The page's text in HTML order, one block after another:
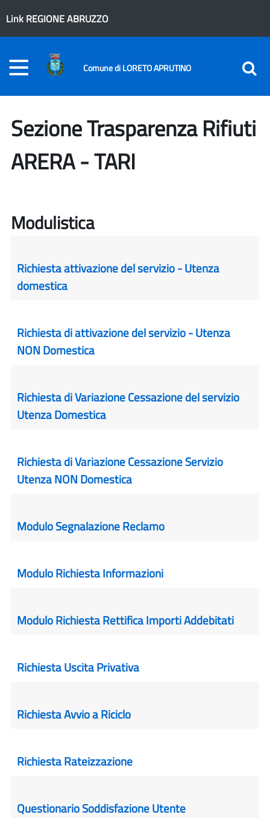
Link REGIONE ABRUZZO
Comune di LORETO APRUTINO
Sezione Trasparenza Rifiuti
ARERA - TARI
Modulistica
Richiesta attivazione del servizio - Utenza
domestica
Richiesta di attivazione del servizio - Utenza
NON Domestica
Richiesta di Variazione Cessazione del servizio
Utenza Domestica
Richiesta di Variazione Cessazione Servizio
Utenza NON Domestica
Modulo Segnalazione Reclamo
Modulo Richiesta Informazioni
Modulo Richiesta Rettifica Importi Addebitati
Richiesta Uscita Privativa
Richiesta Avvio a Riciclo
Richiesta Rateizzazione
Questionario Soddisfazione Utente